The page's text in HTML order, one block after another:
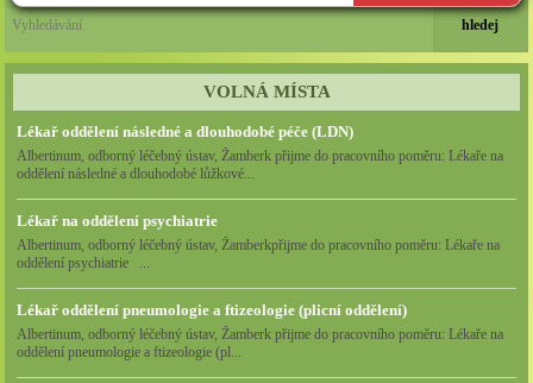
VOLNÁ MÍSTA
Lékař oddělení následné a dlouhodobé péče (LDN)
Albertinum, odborný léčebný ústav, Žamberk přijme do pracovního poměru: Lékaře na
oddělení následné a dlouhodobé lůžkové...
Lékař na oddělení psychiatrie
Albertinum, odborný léčebný ústav, Žamberkpřijme do pracovního poměru: Lékaře na
oddělení psychiatrie ...
Lékař oddělení pneumologie a ftizeologie (plicní oddělení)
Albertinum, odborný léčebný ústav, Žamberk přijme do pracovního poměru: Lékaře na
oddělení pneumologie a ftizeologie (pl...
například prostřednictvím personalizované reklamy na
sociálních sítích.
Technické cookies lišty CookieBot (třetí strany, dlouhodobé),
ohledně toho, s jakými (netechnickými) cookies nám
umožňujete nakládat.
Cookies nikdy nepoužíváme k tomu, abychom vás osobně
jakkoli identifikovali, a nikdy do nich neumisťujeme citlivá
nebo osobní data.